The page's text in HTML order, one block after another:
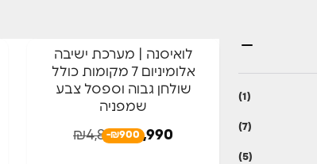
(1)
(7)
(5)
-18%
חדש באתר
כריות בעובי 12 ס"מ
לואיסנה | מערכת ישיבה
אלומיניום 7 מקומות כולל
שולחן גבוה וספסל צבע
שמפניה
₪4,890₪3,990
-₪900